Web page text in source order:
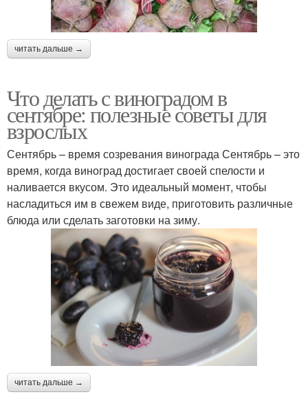
читать дальше →
Что делать с виноградом в
сентябре: полезные советы для
взрослых
Сентябрь – время созревания винограда Сентябрь – это
время, когда виноград достигает своей спелости и
наливается вкусом. Это идеальный момент, чтобы
насладиться им в свежем виде, приготовить различные
блюда или сделать заготовки на зиму.
читать дальше →